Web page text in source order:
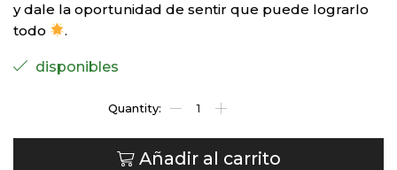
y dale la oportunidad de sentir que puede lograrlo
todo
.
disponibles
Añadir al carrito